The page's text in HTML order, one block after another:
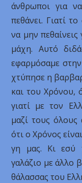
άνθρωποι για
πεθάνει. Γιατί
να μην
μάχη. Αυτό
εφαρμόσαμε
χτύπησε η
και του Χρόνου,
γιατί με τον
μαζί τους όλους
ότι ο Χρόνος
γη μας. Κι εσύ
γαλάζιο με άλλο
θάλασσας του